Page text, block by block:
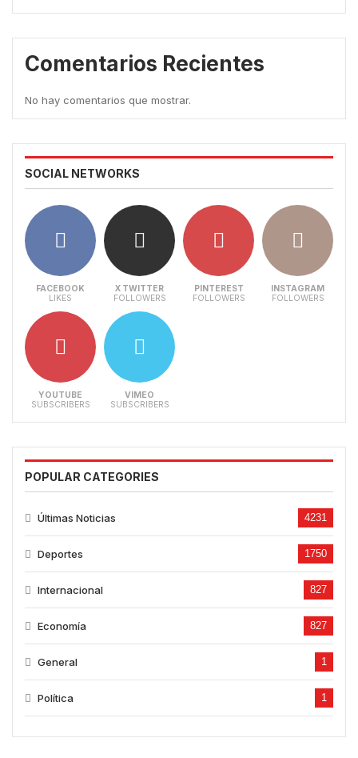
Comentarios Recientes
No hay comentarios que mostrar.
SOCIAL NETWORKS
FACEBOOK
LIKES
X TWITTER
FOLLOWERS
PINTEREST
FOLLOWERS
INSTAGRAM
FOLLOWERS
YOUTUBE
SUBSCRIBERS
VIMEO
SUBSCRIBERS
POPULAR CATEGORIES
Últimas Noticias 4231
Deportes 1750
Internacional 827
Economía 827
General 1
Política 1